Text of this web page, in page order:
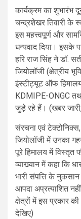
कार्यक्रम का शुभारंभ
चन्द्रशेखर तिवारी के
इस महत्त्वपूर्ण और
धन्यवाद दिया। इसके
हरि राज सिंह ने डॉ.
जियोलॉजी (क्षेत्रीय
इंस्टीट्यूट ऑफ
KDMIPE-ONGC
जुड़े रहे हैं। (खबर
संरचना एवं
जियोलॉजी में उनका
पूरे हिमालय में विस्तृत
व्याख्यान में कहा कि
भारी संपत्ति के
आपदा अप्रत्याशित
क्षेत्रों में इस प्रकार
देखिए)